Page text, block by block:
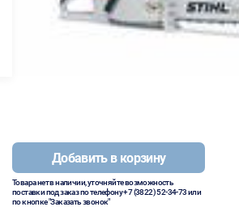
Добавить в корзину
Товара нет в наличии, уточняйте возможность
поставки под заказ по телефону+7 (3822) 52-34-73или
по кнопке "Заказать звонок"